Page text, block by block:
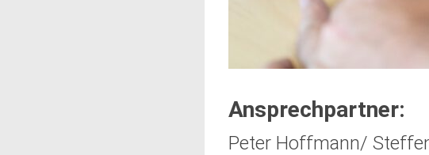
Ansprechpartner:
Peter Hoffmann/